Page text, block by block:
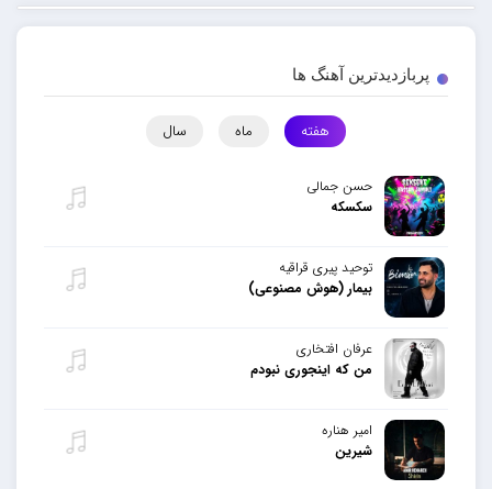
پربازدیدترین آهنگ ها
هفته ماه سال
حسن جمالی
سکسکه
توحید پیری قراقیه
بیمار (هوش مصنوعی)
عرفان افتخاری
من که اینجوری نبودم
امیر هناره
شیرین